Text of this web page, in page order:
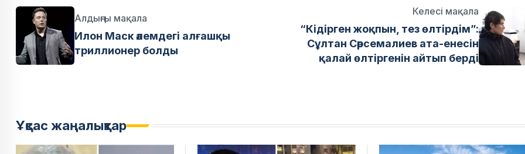
Алдыңғы мақала
Илон Маск әлемдегі алғашқы
триллионер болды
Келесі мақала
“Кідірген жоқпын, тез өлтірдім”:
Сұлтан Сәрсемалиев ата-енесін
қалай өлтіргенін айтып берді
Ұқсас жаңалықтар